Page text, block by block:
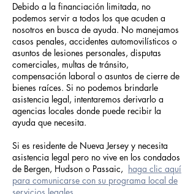
Debido a la financiación limitada, no
podemos servir a todos los que acuden a
nosotros en busca de ayuda. No manejamos
casos penales, accidentes automovilísticos o
asuntos de lesiones personales, disputas
comerciales, multas de tránsito,
compensación laboral o asuntos de cierre de
bienes raíces. Si no podemos brindarle
asistencia legal, intentaremos derivarlo a
agencias locales donde puede recibir la
ayuda que necesita.
Si es residente de Nueva Jersey y necesita
asistencia legal pero no vive en los condados
de Bergen, Hudson o Passaic, haga clic aquí
para comunicarse con su programa local de